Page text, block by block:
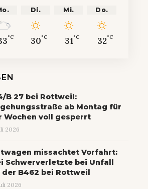
°C
Di.
30°C
Mi.
31°C
Do.
32°C
B 27 bei Rottweil:
ab Montag für
Wochen voll gesperrt
2026
missachtet Vorfahrt:
Schwerverletzte bei Unfall
der B462 bei Rottweil
2026